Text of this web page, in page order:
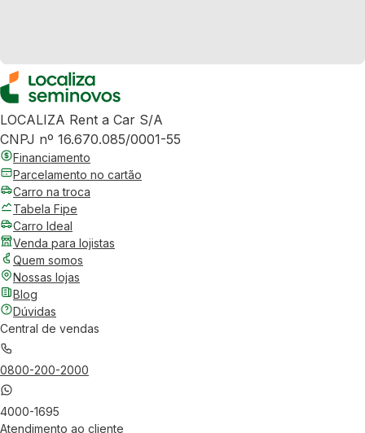
LOCALIZA Rent a Car S/A
CNPJ nº 16.670.085/0001-55
Financiamento
Parcelamento no cartão
Carro na troca
Tabela Fipe
Carro Ideal
Venda para lojistas
Quem somos
Nossas lojas
Blog
Dúvidas
Central de vendas
0800-200-2000
4000-1695
Atendimento ao cliente